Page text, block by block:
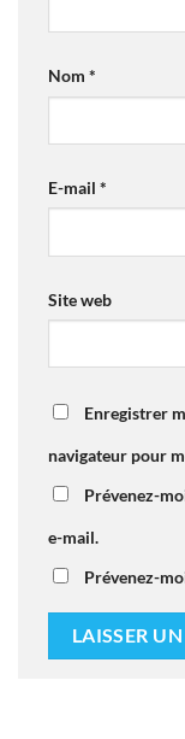
Nom *
E-mail *
Site web
Enregistrer
navigateur pour
Prévenez-
e-mail.
Prévenez-